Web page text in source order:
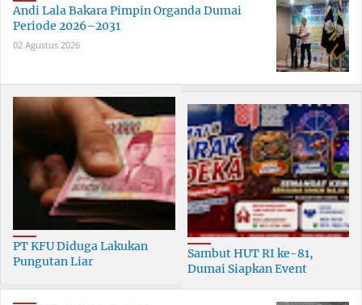
Andi Lala Bakara Pimpin Organda Dumai
Periode 2026–2031
02 Agustus 2026
PT KFU Diduga Lakukan
Pungutan Liar
Dumai
Sambut HUT RI ke-81,
Dumai Siapkan Event